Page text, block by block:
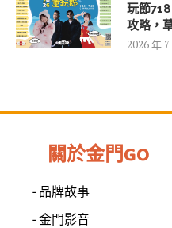
玩節
攻略，
2026 年
關於金門GO
- 品牌故事
- 金門影音